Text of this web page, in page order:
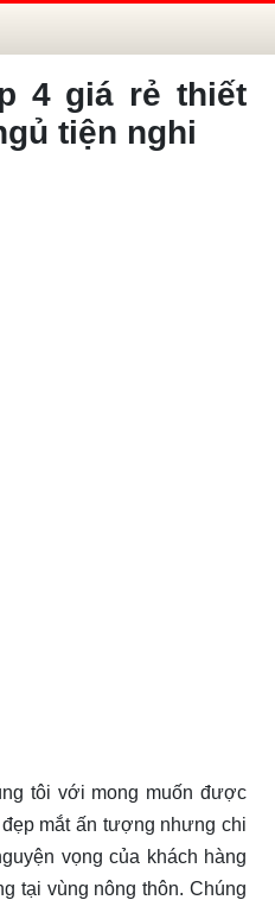
4 giá rẻ thiết
tiện nghi
tôi với mong muốn được
mắt ấn tượng nhưng chi
vọng của khách hàng
tại vùng nông thôn. Chúng